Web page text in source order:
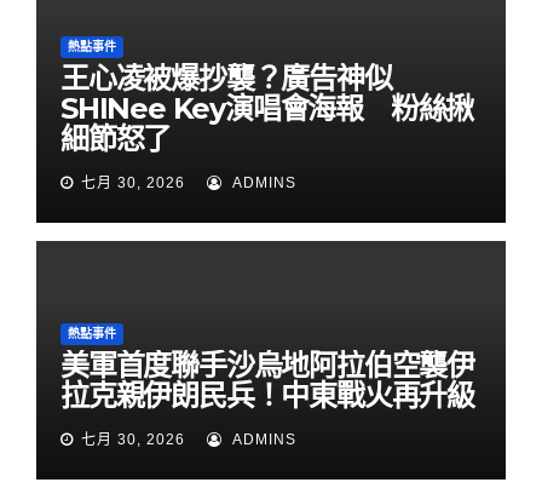
熱點事件
王心凌被爆抄襲？廣告神似
SHINee Key演唱會海報 粉絲揪
細節怒了
七月 30, 2026 ADMINS
熱點事件
美軍首度聯手沙烏地阿拉伯空襲伊
拉克親伊朗民兵！中東戰火再升級
七月 30, 2026 ADMINS